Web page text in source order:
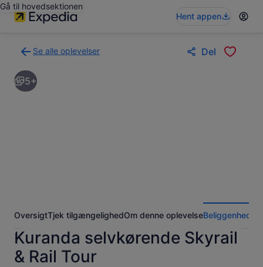
Gå til hovedsektionen
Hent appen
Se alle oplevelser
til
siden
med
Del
5+
OversigtTjek tilgængelighedOm denne oplevelseBeliggenhed
Kuranda selvkørende Skyrail
& Rail Tour